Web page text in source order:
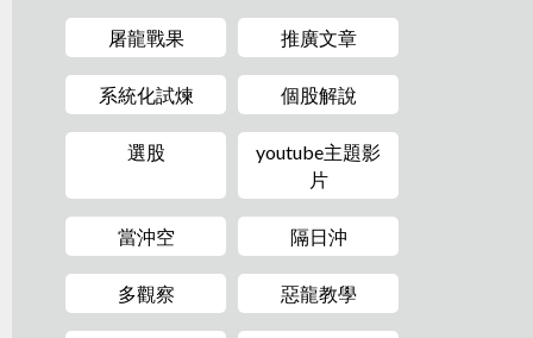
屠龍戰果 推廣文章
系統化試煉 個股解說
選股
youtube主題影
片
當沖空 隔日沖
多觀察 惡龍教學